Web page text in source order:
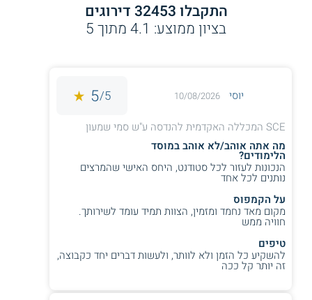
התקבלו 32453דירוגים
בציון ממוצע: 4.1מתוך5
יוסי 10/08/2026
5/
5
SCE המכללה האקדמית להנדסה ע"ש סמי שמעון
מה אתה אוהב/לא אוהב במוסד
הלימודים?
הנכונות לעזור לכל סטודנט, היחס האישי שהמרצים
נותנים לכל אחד
על הקמפוס
מקום מאד נחמד ומזמין, הצוות תמיד עומד לשירותך.
חוויה ממש
טיפים
להשקיע כל הזמן ולא לוותר, ולעשות דברים יחד כקבוצה,
זה יותר קל ככה